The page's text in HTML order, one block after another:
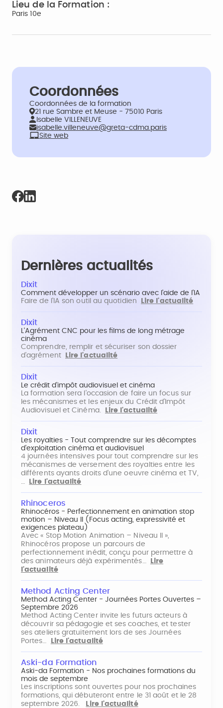
Lieu de la Formation :
Paris 10e
Coordonnées
Coordonnées de la formation
21 rue Sambre et Meuse - 75010 Paris
Isabelle VILLENEUVE
isabelle.villeneuve@greta-cdma.paris
Site web
Dernières actualités
Dixit
Comment développer un scénario avec l'aide de l'IA
Faire de l'IA son outil au quotidien
Lire l'actualité
Dixit
L'Agrément CNC pour les films de long métrage
cinéma
Comprendre, remplir et sécuriser son dossier
d'agrément
Lire l'actualité
Dixit
Le crédit d'impôt audiovisuel et cinéma
La formation sera l'occasion de faire un focus sur
les mécanismes et les enjeux du Crédit d'Impôt
Audiovisuel et Cinéma.
Lire l'actualité
Dixit
Les royalties - Tout comprendre sur les décomptes
d'exploitation cinéma et audiovisuel
4 journées intensives pour tout comprendre sur les
mécanismes de versement des royalties entre les
différents ayants droits d'une oeuvre cinéma et TV,
…
Lire l'actualité
Rhinoceros
Rhinocéros - Perfectionnement en animation stop
motion – Niveau II (Focus acting, expressivité et
exigences plateau)
Avec « Stop Motion Animation – Niveau II »,
Rhinocéros propose un parcours de
perfectionnement inédit, conçu pour permettre à
des animateurs déjà expérimentés…
Lire
l'actualité
Method Acting Center
Method Acting Center - Journées Portes Ouvertes –
Septembre 2026
Method Acting Center invite les futurs acteurs à
découvrir sa pédagogie et ses coaches, et tester
ses ateliers gratuitement lors de ses Journées
Portes…
Lire l'actualité
Aski-da Formation
Aski-da Formation - Nos prochaines formations du
mois de septembre
Les inscriptions sont ouvertes pour nos prochaines
formations, qui débuteront entre le 31 août et le 28
septembre 2026.
Lire l'actualité